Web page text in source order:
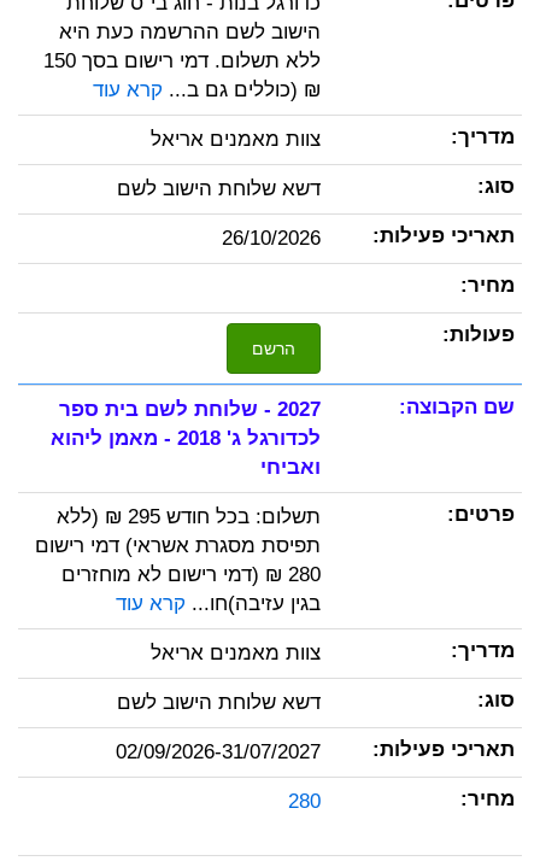
הישוב לשם ההרשמה כעת היא
ללא תשלום. דמי רישום בסך 150
₪ (כוללים גם ב... קרא עוד
צוות מאמנים אריאל
דשא שלוחת הישוב לשם
26/10/2026
הרשם
2027 - שלוחת לשם בית ספר
לכדורגל ג' 2018 - מאמן ליהוא
ואביחי
תשלום: בכל חודש 295 ₪ (ללא
תפיסת מסגרת אשראי) דמי רישום
280 ₪ (דמי רישום לא מוחזרים
בגין עזיבה)חו... קרא עוד
צוות מאמנים אריאל
דשא שלוחת הישוב לשם
02/09/2026-31/07/2027
280